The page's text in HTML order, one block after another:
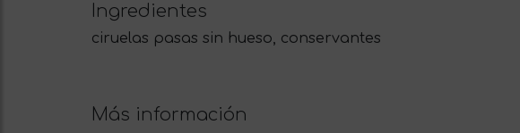
Ingredientes
ciruelas pasas sin hueso, conservantes
Más información